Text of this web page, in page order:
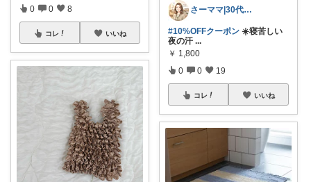
0 0 8
コレ いいね
さーママ|30代小2女児ママ🎀
#10%OFFクーポン ☀️寝苦しい
夜の汗 ...
￥ 1,800
0 0 19
コレ いいね